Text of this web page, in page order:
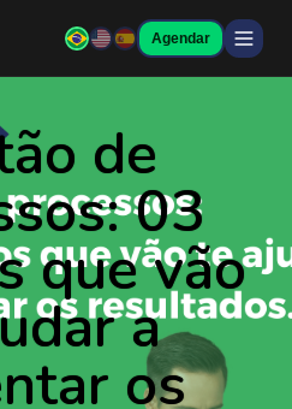
Agendar
de
03
que vão
a
os